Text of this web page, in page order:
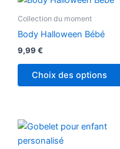
Collection du moment
Body Halloween Bébé
9,99 €
Choix des options